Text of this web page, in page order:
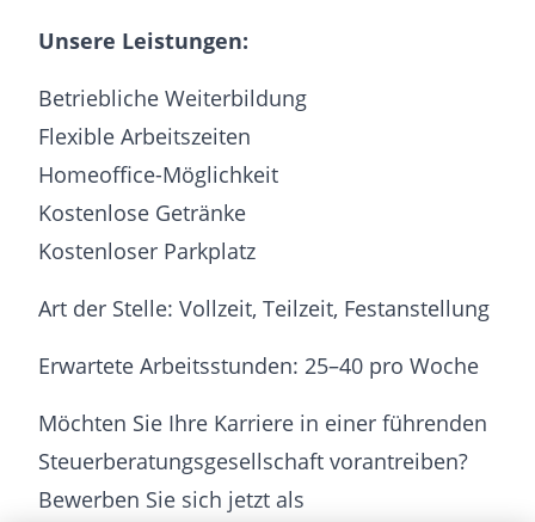
Unsere Leistungen:
Betriebliche Weiterbildung
Flexible Arbeitszeiten
Homeoffice-Möglichkeit
Kostenlose Getränke
Kostenloser Parkplatz
Art der Stelle: Vollzeit, Teilzeit, Festanstellung
Erwartete Arbeitsstunden: 25–40 pro Woche
Möchten Sie Ihre Karriere in einer führenden
Steuerberatungsgesellschaft vorantreiben?
Bewerben Sie sich jetzt als